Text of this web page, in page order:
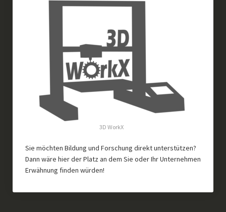
3D WorkX
Sie möchten Bildung und Forschung direkt unterstützen?
Dann wäre hier der Platz an dem Sie oder Ihr Unternehmen
Erwähnung finden würden!